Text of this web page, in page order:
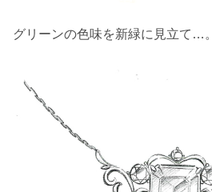
グリーンの色味を新緑に見立て…。